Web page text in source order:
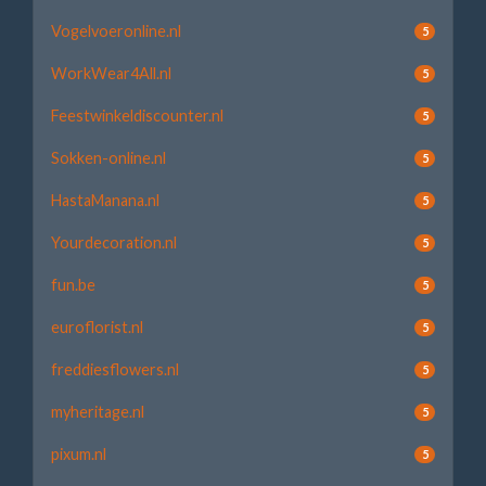
Vogelvoeronline.nl 5
WorkWear4All.nl 5
Feestwinkeldiscounter.nl 5
Sokken-online.nl 5
HastaManana.nl 5
Yourdecoration.nl 5
fun.be 5
euroflorist.nl 5
freddiesflowers.nl 5
myheritage.nl 5
pixum.nl 5